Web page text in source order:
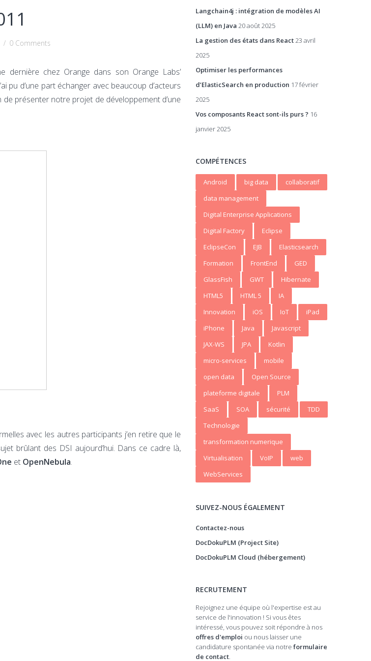
/ 0 Comments
dernière chez Orange dans son Orange Labs’
pu d’une part échanger avec beaucoup d’acteurs
de présenter notre projet de développement d’une
avec les autres participants j’en retire que le
brûlant des DSI aujourd’hui. Dans ce cadre là,
et OpenNebula.
Langchain4j : intégration de modèles AI
(LLM) en Java 20 août 2025
La gestion des états dans React23 avril
2025
Optimiser les performances
d’ElasticSearch en production 17 février
2025
Vos composants React sont-ils purs ? 16
janvier 2025
COMPÉTENCES
Android big data
collaboratif
data management
Digital Enterprise Applications
Digital Factory
Eclipse
EclipseCon
EJB
Elasticsearch
Formation
FrontEnd
GED
GlassFish
GWT
Hibernate
HTML5
HTML 5
IA
Innovation
iOS IoT
iPad
iPhone
Java
Javascript
JAX-WS
JPA
Kotlin
micro-services
mobile
open data
Open Source
plateforme digitale
PLM
SaaS
SOA sécurité
TDD
Technologie
transformation numerique
Virtualisation
VoIP
web
WebServices
SUIVEZ-NOUS ÉGALEMENT
Contactez-nous
DocDokuPLM (Project Site)
DocDokuPLM Cloud (hébergement)
RECRUTEMENT
Rejoignez une équipe où l'expertise est au
service de l'innovation ! Si vous êtes
intéressé, vous pouvez soit répondre à nos
offres d'emploi ou nous laisser une
candidature spontanée via notre formulaire
de contact.